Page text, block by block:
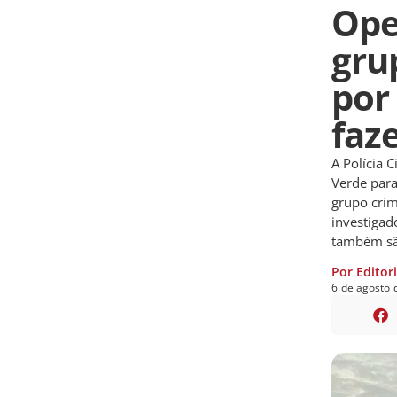
A Polícia
Verde
grupo
também
Por
6 deagosto